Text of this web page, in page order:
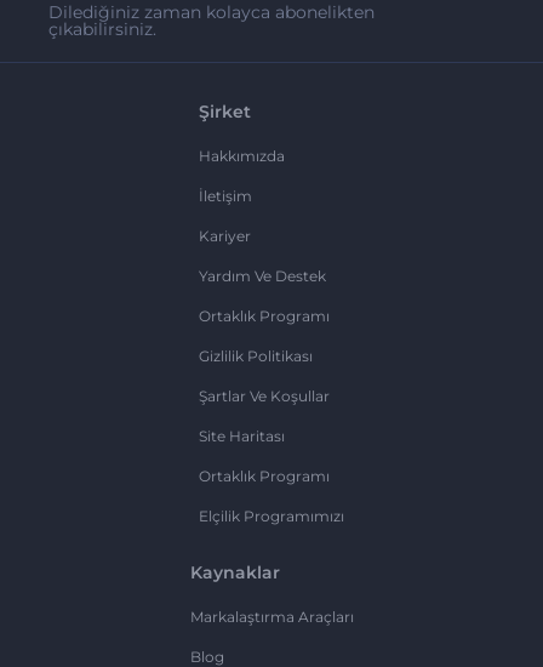
Dilediğiniz zaman kolayca abonelikten
çıkabilirsiniz.
Şirket
Hakkımızda
İletişim
Kariyer
Yardım Ve Destek
Ortaklık Programı
Gizlilik Politikası
Şartlar Ve Koşullar
Site Haritası
Ortaklık Programı
Elçilik Programımızı
Kaynaklar
Markalaştırma Araçları
Blog